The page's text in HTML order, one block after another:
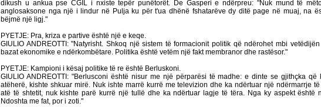
dikush u ankua pse CGIL i nxiste tepër punëtorët. De Gasperi e ndërpreu: "Nuk mund të
anglosaksone nga një i lindur në Pulja ku për t'ua dhënë fshatarëve dy ditë page në muaj, na
bëjmë një ligj."
PYETJE: Pra, kriza e partive është një e keqe.
GIULIO ANDREOTTI: "Natyrisht. Shkoq një sistem të formacionit politik që ndërohet mbi
bazat ekonomike e ndërkombëtare. Politika është vetëm një fakt membranor dhe rastësor."
PYETJE: Kampioni i kësaj politike të re është Berluskoni.
GIULIO ANDREOTTI: "Berlusconi është nisur me një përparësi të madhe: e dinte se gjithçka që
atëherë, kishte shkuar mirë. Nuk ishte marrë kurrë me televizion dhe ka ndërtuar një ndërmarrje
atë të shtetit, nuk kishte parë kurrë një tullë dhe ka ndërtuar lagje të tëra. Nga ky aspekt është
Ndoshta me fat, por i zoti."